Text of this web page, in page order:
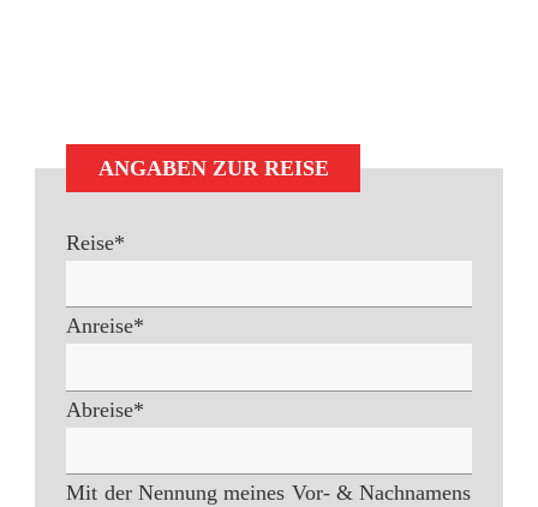
ANGABEN ZUR REISE
Reise*
Anreise*
Abreise*
Mit der Nennung meines Vor- & Nachnamens